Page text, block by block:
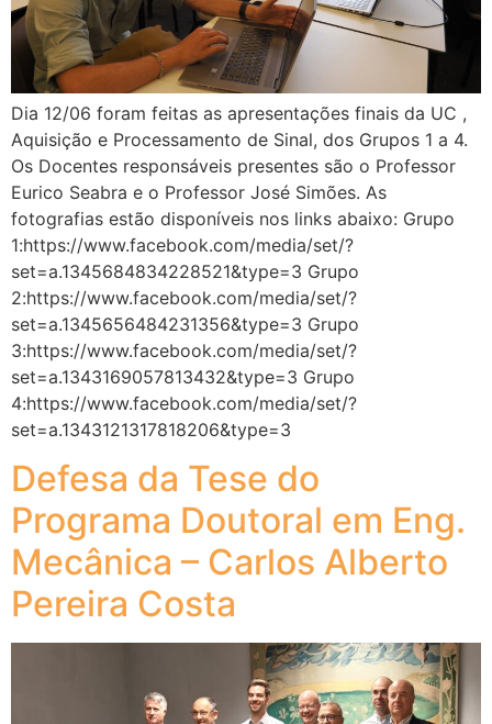
Dia 12/06 foram feitas as apresentações finais da UC ,
Aquisição e Processamento de Sinal, dos Grupos 1 a 4.
Os Docentes responsáveis presentes são o Professor
Eurico Seabra e o Professor José Simões. As
fotografias estão disponíveis nos links abaixo: Grupo
1:https://www.facebook.com/media/set/?
set=a.1345684834228521&type=3 Grupo
2:https://www.facebook.com/media/set/?
set=a.1345656484231356&type=3 Grupo
3:https://www.facebook.com/media/set/?
set=a.1343169057813432&type=3 Grupo
4:https://www.facebook.com/media/set/?
set=a.1343121317818206&type=3
Defesa da Tese do
Programa Doutoral em Eng.
Mecânica – Carlos Alberto
Pereira Costa